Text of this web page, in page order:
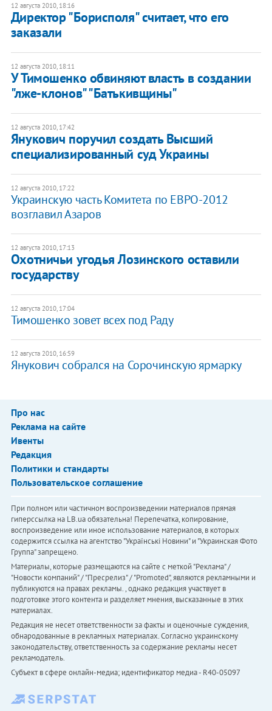
12 августа 2010, 18:16
Директор "Борисполя" считает, что его
заказали
12 августа 2010, 18:11
У Тимошенко обвиняют власть в создании
"лже-клонов" "Батькивщины"
12 августа 2010, 17:42
Янукович поручил создать Высший
специализированный суд Украины
12 августа 2010, 17:22
Украинскую часть Комитета по ЕВРО-2012
возглавил Азаров
12 августа 2010, 17:13
Охотничьи угодья Лозинского оставили
государству
12 августа 2010, 17:04
Тимошенко зовет всех под Раду
12 августа 2010, 16:59
Янукович собрался на Сорочинскую ярмарку
Про нас
Реклама на сайте
Ивенты
Редакция
Политики и стандарты
Пользовательское соглашение
При полном или частичном воспроизведении материалов прямая
гиперссылка на LB.ua обязательна! Перепечатка, копирование,
воспроизведение или иное использование материалов, в которых
содержится ссылка на агентство "Українськi Новини" и "Украинская Фото
Группа" запрещено.
Материалы, которые размещаются на сайте с меткой "Реклама" /
"Новости компаний" / "Пресрелиз" / "Promoted", являются рекламными и
публикуются на правах рекламы. , однако редакция участвует в
подготовке этого контента и разделяет мнения, высказанные в этих
материалах.
Редакция не несет ответственности за факты и оценочные суждения,
обнародованные в рекламных материалах. Согласно украинскому
законодательству, ответственность за содержание рекламы несет
рекламодатель.
Субъект в сфере онлайн-медиа; идентификатор медиа - R40-05097